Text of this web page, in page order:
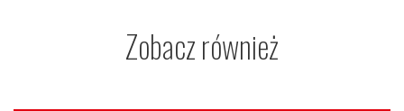
Zobacz również